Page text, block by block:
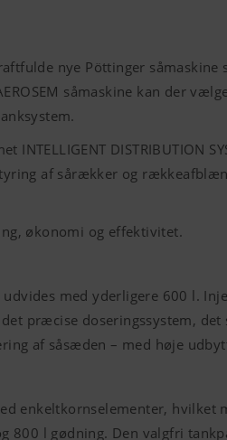
nye Pöttinger
såmaskine kan der
INTELLIGENT DISTRIBUTION
af sårækker og
økonomi og effektivitet.
med yderligere 600 l.
præcise doseringssystem, det
af såsæden – med høje
enkeltkornselementer,
800 l gødning. Den valgfri